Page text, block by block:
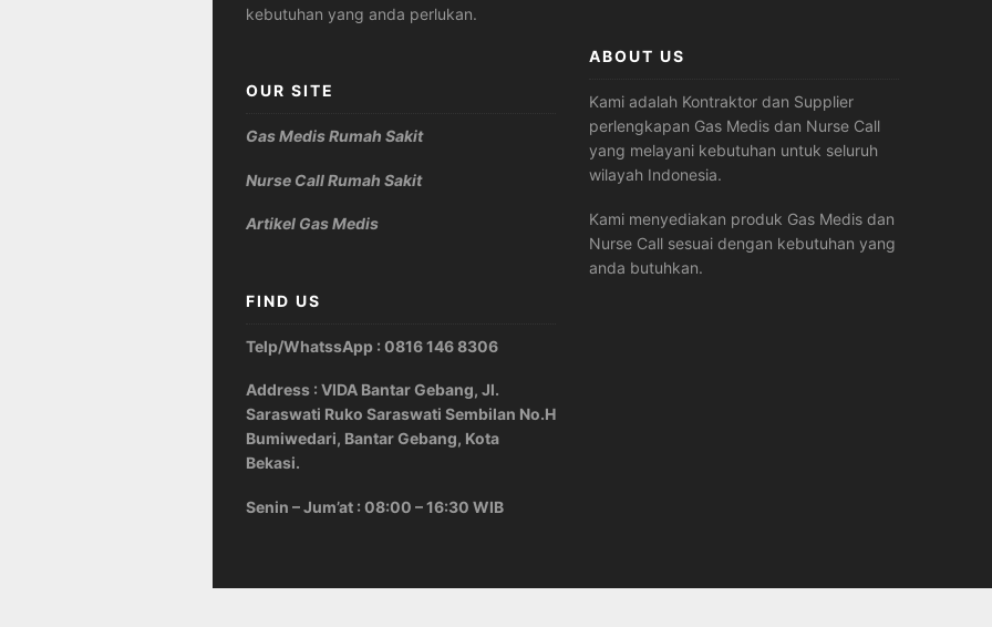
kebutuhan yang anda perlukan.
OUR SITE
Gas Medis Rumah Sakit
Nurse Call Rumah Sakit
Artikel Gas Medis
FIND US
Telp/WhatssApp : 0816 146 8306
Address : VIDA Bantar Gebang, Jl.
Saraswati Ruko Saraswati Sembilan No.H
Bumiwedari, Bantar Gebang, Kota
Bekasi.
Senin – Jum’at : 08:00 – 16:30 WIB
ABOUT US
Kami adalah Kontraktor dan Supplier
perlengkapan Gas Medis dan Nurse Call
yang melayani kebutuhan untuk seluruh
wilayah Indonesia.
Kami menyediakan produk Gas Medis dan
Nurse Call sesuai dengan kebutuhan yang
anda butuhkan.